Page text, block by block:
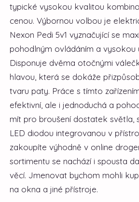
typické vysokou kvalitou
cenou. Výbornou volbou je
Nexon Pedi 5v1 vyznačující se
pohodlným ovládáním a vysokou
Disponuje dvěma otočnými
hlavou, která se dokáže
tvaru paty. Práce s tímto
efektivní, ale i jednoduchá a
mít pro broušení dostatek světla,
LED diodou integrovanou v
zakoupíte výhodně v online
sortimentu se nachází i spousta
věcí. Jmenovat bychom mohli
na okna a jiné přístroje.